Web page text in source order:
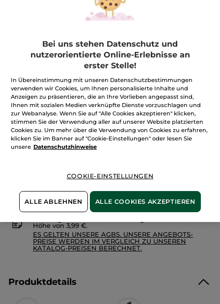
Spendet Feuchtigkeit, belebt die Haut und macht den
4.2 ★★★★★
★★★★★
4.2
Bewertungen
anzeigen.
Gesichts-
&
Kurzbart-
Pflege
(10)BEWERTUNG VERFASSEN
19,90€*
398,00€ / 1l
Menge
IN DEN WARENKORB
100 % zufrieden oder Geld zurück
Höhe von 3,99 €.
ES GELTEN UNSERE AGBS. UNSERE ANGEBOTS-
PREISE WERDEN IM VERGLEICH ZU UNSEREN
KATALOG-PREISEN BERECHNET.
Produktdetails
Bei uns stehen Datenschutz und
nutzerorientierte Online-Erlebnisse an
erster Stelle!
In Übereinstimmung mit unseren Datenschutzbestimmungen
verwenden wir Cookies, um Ihnen personalisierte Inhalte und
Anzeigen zu präsentieren, die an Ihre Vorlieben angepasst sind,
Ihnen mit sozialen Medien verknüpfte Dienste vorzuschlagen und
zur Webanalyse. Wenn Sie auf "Alle Cookies akzeptieren" klicken,
stimmen Sie der Verwendung aller auf unserer Website platzierten
Cookies zu. Um mehr über die Verwendung von Cookies zu erfahren,
klicken Sie im Banner auf "Cookie-Einstellungen" oder lesen Sie
unsere Datenschutzhinweise
COOKIE-EINSTELLUNGEN
ALLE ABLEHNEN ALLE COOKIES AKZEPTIEREN